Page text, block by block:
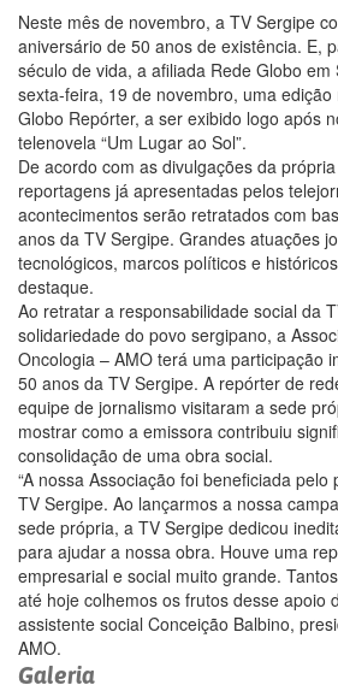
Neste mês de novembro, a TV Sergipe
aniversário de 50 anos de existência. E,
século de vida, a afiliada Rede Globo
sexta-feira, 19 de novembro, uma
Globo Repórter, a ser exibido logo após
telenovela “Um Lugar ao Sol”.
De acordo com as divulgações da
reportagens já apresentadas pelos
acontecimentos serão retratados com
anos da TV Sergipe. Grandes atuações
tecnológicos, marcos políticos e
destaque.
Ao retratar a responsabilidade social da
solidariedade do povo sergipano, a
Oncologia – AMO terá uma participação
50 anos da TV Sergipe. A repórter de
equipe de jornalismo visitaram a sede
mostrar como a emissora contribuiu
consolidação de uma obra social.
“A nossa Associação foi beneficiada
TV Sergipe. Ao lançarmos a nossa
sede própria, a TV Sergipe dedicou
para ajudar a nossa obra. Houve uma
empresarial e social muito grande.
até hoje colhemos os frutos desse apoio
assistente social Conceição Balbino,
AMO.
Galeria